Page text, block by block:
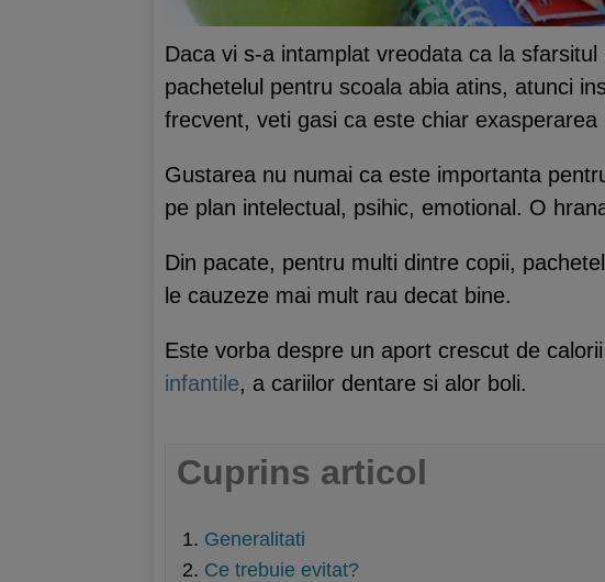
Daca vi s-a intamplat vreodata ca la
pachetelul pentru scoala abia atins, atunci
frecvent, veti gasi ca este chiar
Gustarea nu numai ca este importanta
pe plan intelectual, psihic, emotional. O
Din pacate, pentru multi dintre copii,
le cauzeze mai mult rau decat bine.
Este vorba despre un aport crescut de
infantile, a cariilor dentare si alor boli.
Cuprins articol
Generalitati
Ce trebuie evitat?